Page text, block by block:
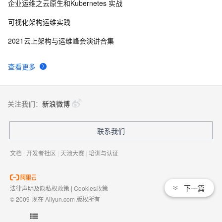
查看更多
企业运维之云原生和Kubernetes 实战
可视化架构运维实践
2021云上架构与运维峰会演讲合集
下一篇
关注我们： 新浪微博
联系我们
文档 | 开发者社区 | 天池大赛 | 培训与认证
法律声明及隐私权政策 | Cookies政策
© 2009-现在 Aliyun.com 版权所有